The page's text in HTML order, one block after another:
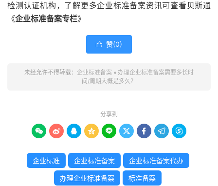
检测认证机构，了解更多企业标准备案资讯可查看贝斯通
《企业标准备案专栏》
 赞(0)
未经允许不得转载： 企业标准备案 » 办理企业标准备案需要多长时
间/周期大概是多久？
分享到
        
企业标准 企业标准备案 企业标准备案代办
办理企业标准备案 标准备案